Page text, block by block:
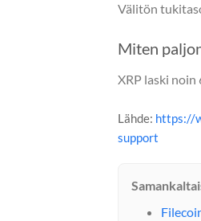
Välitön
Miten
XRP laski
Lähde: https://
support